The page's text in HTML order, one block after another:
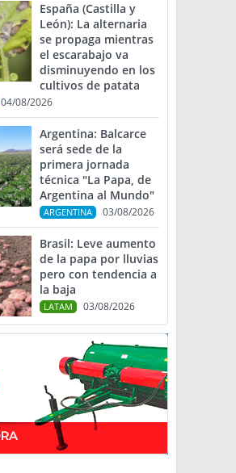
España (Castilla y
León): La alternaria
se propaga mientras
el escarabajo va
disminuyendo en los
cultivos de patata
04/08/2026
Argentina: Balcarce
será sede de la
primera jornada
técnica "La Papa, de
Argentina al Mundo"
ARGENTINA 03/08/2026
Brasil: Leve aumento
de la papa por lluvias
pero con tendencia a
la baja
LATAM 03/08/2026